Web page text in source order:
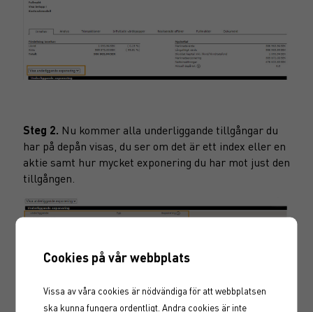
Steg 2. Nu kommer alla underliggande tillgångar du
har på depån visas, du ser om det är ett index eller en
aktie samt hur mycket exponering du har mot just den
tillgången.
Cookies på vår webbplats
Vissa av våra cookies är nödvändiga för att webbplatsen
ska kunna fungera ordentligt. Andra cookies är inte